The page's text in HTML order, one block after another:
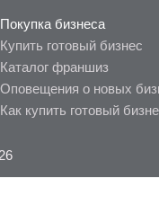
Покупка бизнеса
Купить готовый бизнес
Каталог франшиз
Оповещения о новых
Как купить готовый